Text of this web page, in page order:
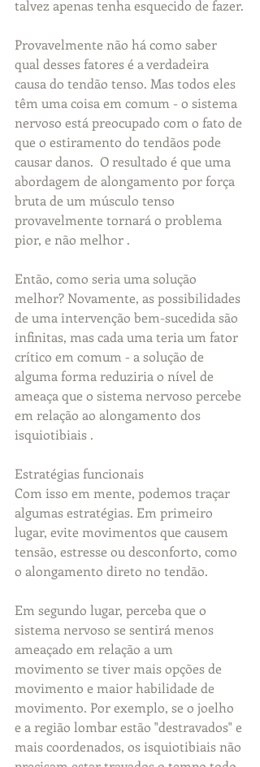
talvez apenas tenha esquecido de fazer.
Provavelmente não há como saber
qual desses fatores é a verdadeira
causa do tendão tenso. Mas todos eles
têm uma coisa em comum - o sistema
nervoso está preocupado com o fato de
que o estiramento do tendãos pode
causar danos.  O resultado é que uma
abordagem de alongamento por força
bruta de um músculo tenso
provavelmente tornará o problema
pior, e não melhor .
Então, como seria uma solução
melhor? Novamente, as possibilidades
de uma intervenção bem-sucedida são
infinitas, mas cada uma teria um fator
crítico em comum - a solução de
alguma forma reduziria o nível de
ameaça que o sistema nervoso percebe
em relação ao alongamento dos
isquiotibiais .
Estratégias funcionais
Com isso em mente, podemos traçar
algumas estratégias. Em primeiro
lugar, evite movimentos que causem
tensão, estresse ou desconforto, como
o alongamento direto no tendão.
Em segundo lugar, perceba que o
sistema nervoso se sentirá menos
ameaçado em relação a um
movimento se tiver mais opções de
movimento e maior habilidade de
movimento. Por exemplo, se o joelho
e a região lombar estão "destravados" e
mais coordenados, os isquiotibiais não